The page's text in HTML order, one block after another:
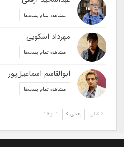
مشاهده تمام پست‌ها
مهرداد اسکویی
مشاهده تمام پست‌ها
ابوالقاسم اسماعیل‌پور
مشاهده تمام پست‌ها
قبلی بعدی